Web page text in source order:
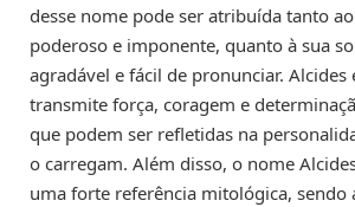
desse nome pode ser atribuída tanto
poderoso e imponente, quanto à sua
agradável e fácil de pronunciar.
transmite força, coragem e
que podem ser refletidas na
o carregam. Além disso, o nome
uma forte referência mitológica, sendo